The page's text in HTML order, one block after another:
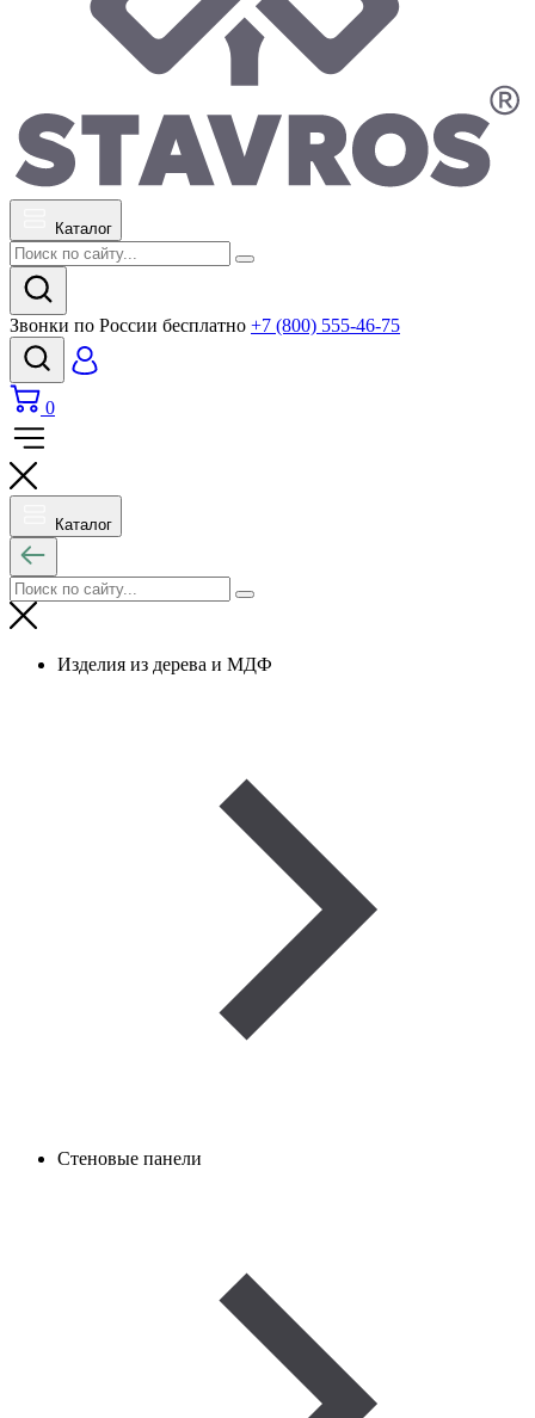
Каталог
Звонки по России бесплатно +7 (800) 555-46-75
0
Каталог
Изделия из дерева и МДФ
Стеновые панели